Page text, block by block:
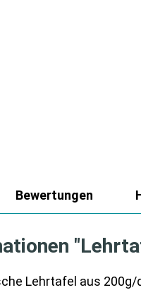
Bewertungen
Lehrtafel aus